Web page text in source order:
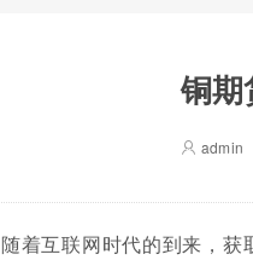
铜期
admin
随着互联网时代的到来，